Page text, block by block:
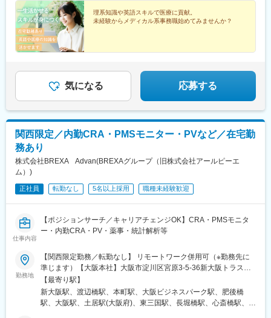
理系知識や英語スキルで医療に貢献。
未経験からメディカル系事務職始めてみませんか？
気になる 応募する
関西限定／内勤CRA・PMSモニター・PVなど／在宅勤
務あり
株式会社BREXA Advan(BREXAグループ（旧株式会社アールピーエ
ム）)
正社員 転勤なし 5名以上採用 職種未経験歓迎
仕事内容
【ポジションサーチ／キャリアチェンジOK】CRA・PMSモニタ
ー・内勤CRA・PV・薬事・統計解析等
勤務地
【関西限定勤務／転勤なし】 リモートワーク併用可（※勤務先に
準じます）【大阪本社】大阪市淀川区宮原3-5-36新大阪トラスト
タワー19F最寄り駅：新大阪駅＜東京研修センター＞東京都新宿
区西新宿2-7-1 新宿第一生命ビルディング3F【アクセス】最寄り
駅：新宿駅、都庁前駅、西新宿駅＜柔軟な働き方が可能＞※リモー
【最寄り駅】
新大阪駅、渡辺橋駅、本町駅、大阪ビジネスパーク駅、肥後橋
駅、大阪駅、土居駅(大阪府)、東三国駅、長堀橋駅、心斎橋駅、神